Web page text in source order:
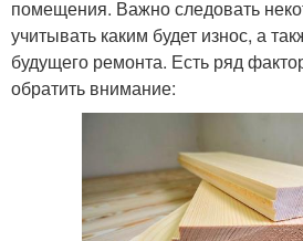
помещения. Важно следовать
учитывать каким будет износ, а
будущего ремонта. Есть ряд
обратить внимание: